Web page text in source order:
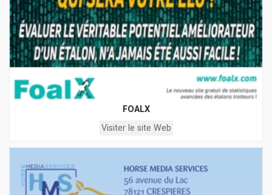
FOALX
Visiter le site Web